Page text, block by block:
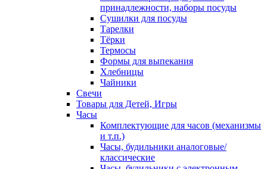
принадлежности, наборы посуды
Сушилки для посуды
Тарелки
Тёрки
Термосы
Формы для выпекания
Хлебницы
Чайники
Свечи
Товары для Детей, Игры
Часы
Комплектующие для часов (механизмы
и т.п.)
Часы, будильники аналоговые/
классические